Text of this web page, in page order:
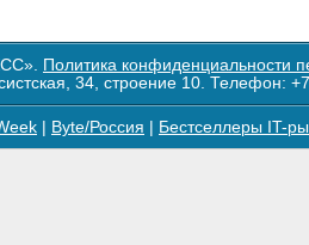
Политика конфиденциальности
34, строение 10. Телефон:
Byte/Россия Бестселлеры IT-